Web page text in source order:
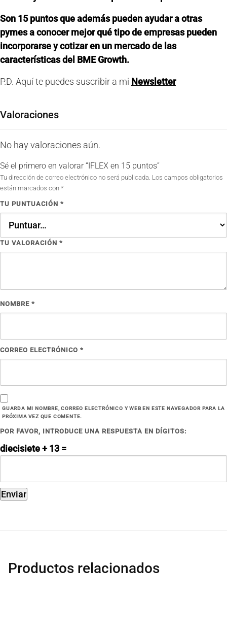
Son 15 puntos que además pueden ayudar a otras
pymes a conocer mejor qué tipo de empresas pueden
incorporarse y cotizar en un mercado de las
características del BME Growth.
P.D. Aquí te puedes suscribir a mi Newsletter
Valoraciones
No hay valoraciones aún.
Sé el primero en valorar “IFLEX en 15 puntos”
Tu dirección de correo electrónico no será publicada. Los campos obligatorios
están marcados con *
TU PUNTUACIÓN *
TU VALORACIÓN *
NOMBRE *
CORREO ELECTRÓNICO *
GUARDA MI NOMBRE, CORREO ELECTRÓNICO Y WEB EN ESTE NAVEGADOR PARA LA
PRÓXIMA VEZ QUE COMENTE.
POR FAVOR, INTRODUCE UNA RESPUESTA EN DÍGITOS:
diecisiete + 13 =
Productos relacionados